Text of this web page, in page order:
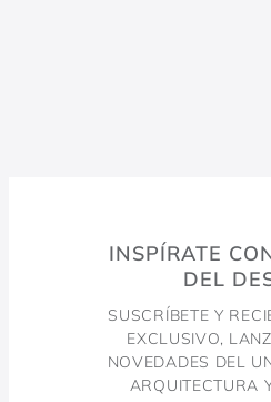
A Docol oferece soluções
durabilidade e sofisticação.
design moderno, as bacias
diversos estilos de projeto,
eficiência no
INSPÍRATE
DEL
SUSCRÍBETE Y
EXCLUSIVO,
NOVEDADES DEL
ARQUITECTURA